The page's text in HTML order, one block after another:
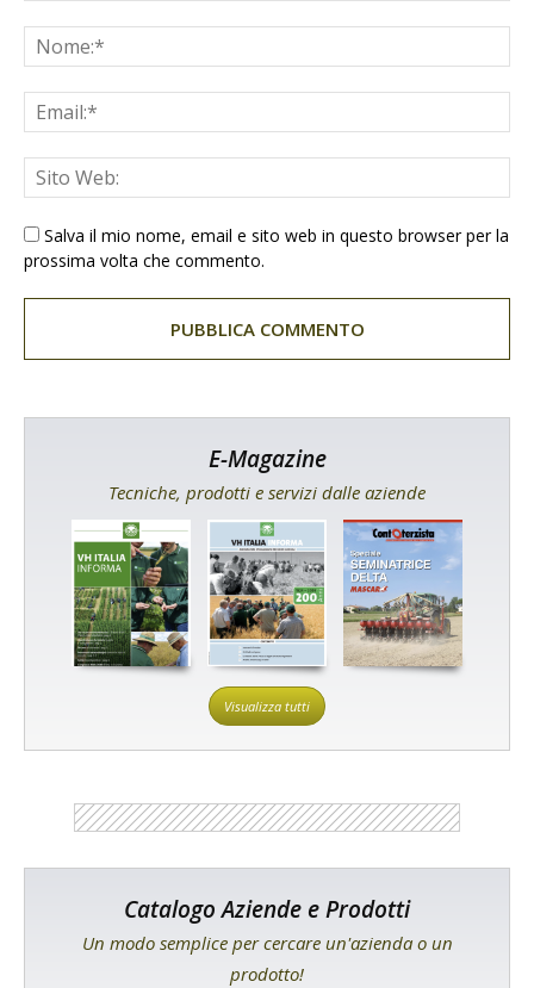
Salva il mio nome, email e sito web in questo browser per la
prossima volta che commento.
E-Magazine
Tecniche, prodotti e servizi dalle aziende
Visualizza tutti
Catalogo Aziende e Prodotti
Un modo semplice per cercare un'azienda o un
prodotto!